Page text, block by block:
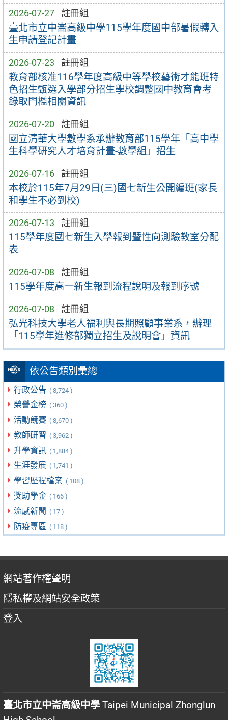
2026-07-27 註冊組
臺北市立中崙高級中學115學年度國中部暑假轉入
生申請登記計畫
2026-07-23 註冊組
教育部核准116學年度高級中等學校藝術才能班特
色招生甄選入學部分招生學校調整國中教育會考
錄取門檻相關資訊
2026-07-20 註冊組
國立清華大學數學系承辦教育部115學年「高中學
生科學研究人才培育計畫-數學組」招生
2026-07-16 註冊組
本校於115年7月29日(三)國七新生公開編班(家長
和學生不必到校)
2026-07-13 註冊組
115學年度國七新生入學報到暨性向測驗教室分配
表
2026-07-08 註冊組
115學年度高一新生報到流程說明及報到序號
2026-07-08 註冊組
弘光科技大學老人福利與長期照顧事業系，辦理
「115學年進修部獨立招生及說明會」資訊
依公告類別彙總
行政公告 ( 8,724 )
榮譽金榜 ( 360 )
活動競賽 ( 8,670 )
教師研習 ( 3,962 )
升學資訊 ( 1,884 )
生涯發展 ( 1,741 )
學習歷程檔案 ( 108 )
獎助學金 ( 166 )
流感新聞 ( 17 )
防疫專區 ( 118 )
網站著作權聲明
隱私權及網站安全政策
登入
臺北市立中崙高級中學 Taipei Municipal Zhonglun